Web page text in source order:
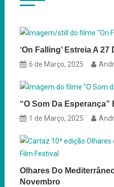
‘On Falling’ Estreia A 27
6 de Março, 2025
“O Som Da Esperança”
1 de Março, 2025
Olhares Do
Novembro